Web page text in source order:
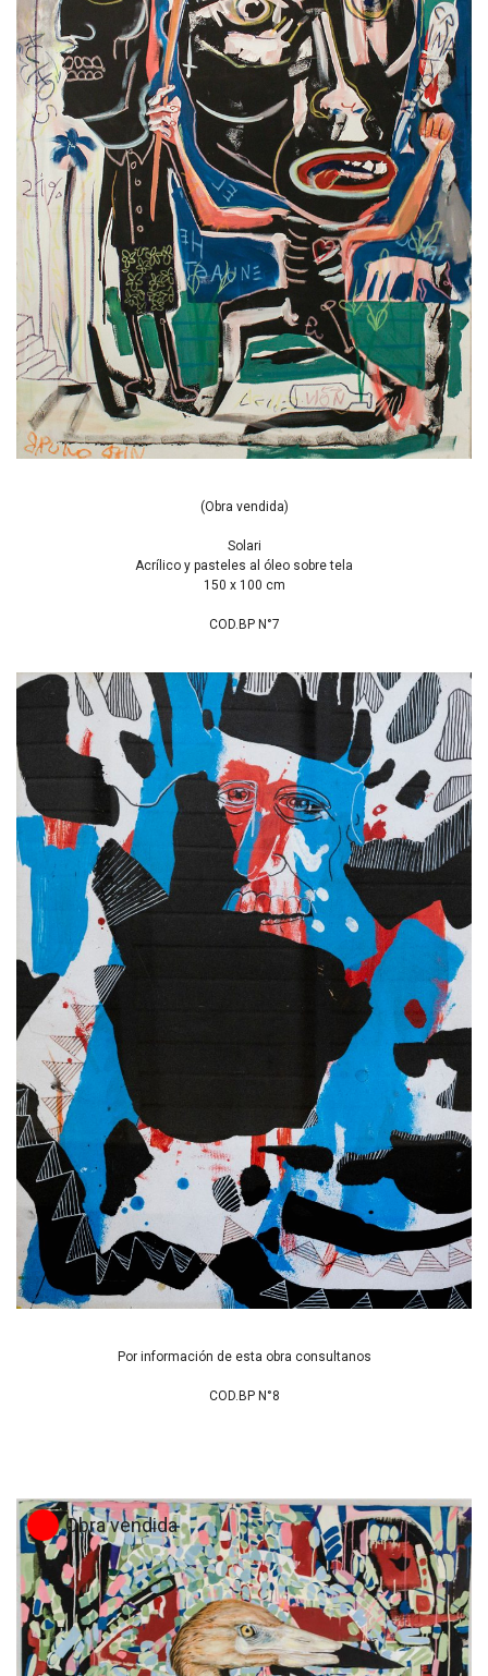
(Obra vendida)
Solari
Acrílico y pasteles al óleo sobre tela
150 x 100 cm
COD.BP N°7
Por información de esta obra consultanos
COD.BP N°8